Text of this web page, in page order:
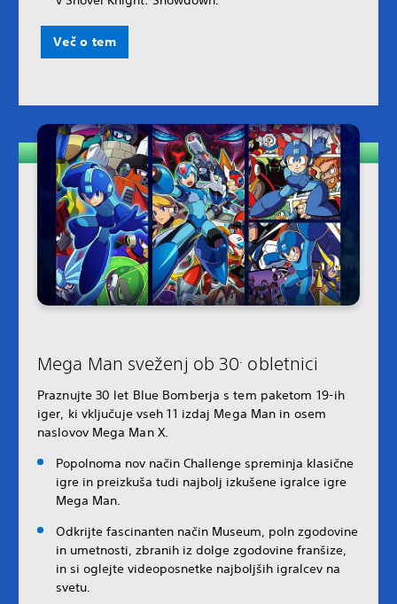
Več o tem
Mega Man sveženj ob 30 obletnici
Praznujte 30 let Blue Bomberja s tem paketom 19-ih
iger, ki vključuje vseh 11 izdaj Mega Man in osem
naslovov Mega Man X.
Popolnoma nov način Challenge spreminja klasične
igre in preizkuša tudi najbolj izkušene igralce igre
Mega Man.
Odkrijte fascinanten način Museum, poln zgodovine
in umetnosti, zbranih iz dolge zgodovine franšize,
in si oglejte videoposnetke najboljših igralcev na
svetu.